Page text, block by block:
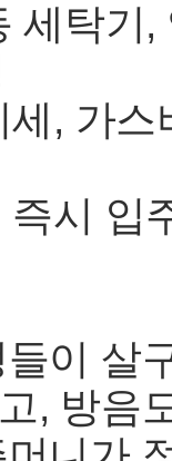
세탁기
, 가
시 입
이 살
, 방음